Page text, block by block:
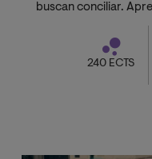
buscan conciliar.
casos prácticos
formado por
especializados y
240 ECTS